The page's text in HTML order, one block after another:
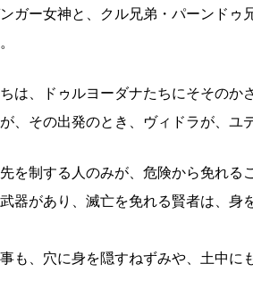
ガー女神と、クル兄弟・パーンドゥ
は、ドゥルヨーダナたちにそそのか
、その出発のとき、ヴィドラが、ユ
を制する人のみが、危険から免れる
器があり、滅亡を免れる賢者は、身
も、穴に身を隠すねずみや、土中に